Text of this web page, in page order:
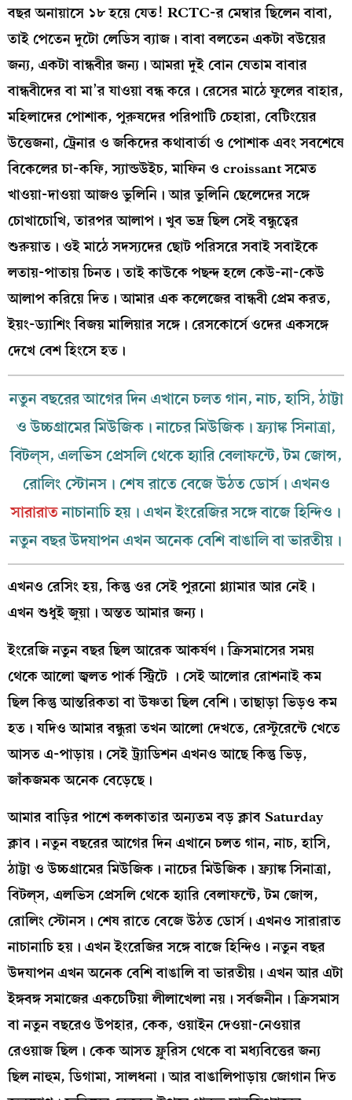
বছর অনায়াসে ১৮ হয়ে যেত! RCTC-র মেম্বার ছিলেন বাবা,
তাই পেতেন দুটো লেডিস ব‍্যাজ। বাবা বলতেন একটা বউয়ের
জন্য, একটা বান্ধবীর জন্য। আমরা দুই বোন যেতাম বাবার
বান্ধবীদের বা মা’র যাওয়া বন্ধ করে। রেসের মাঠে ফুলের বাহার,
মহিলাদের পোশাক, পুরুষদের পরিপাটি চেহারা, বেটিংয়ের
উত্তেজনা, ট্রেনার ও জকিদের কথাবার্তা ও পোশাক এবং সবশেষে
বিকেলের চা-কফি, স্যান্ডউইচ, মাফিন ও croissant সমেত
খাওয়া-দাওয়া আজও ভুলিনি। আর ভুলিনি ছেলেদের সঙ্গে
চোখাচোখি, তারপর আলাপ। খুব ভদ্র ছিল সেই বন্ধুত্বের
শুরুয়াত। ওই মাঠে সদস্যদের ছোট পরিসরে সবাই সবাইকে
লতায়-পাতায় চিনত। তাই কাউকে পছন্দ হলে কেউ-না-কেউ
আলাপ করিয়ে দিত। আমার এক কলেজের বান্ধবী প্রেম করত,
ইয়ং-ড্যাশিং বিজয় মালিয়ার সঙ্গে। রেসকোর্সে ওদের একসঙ্গে
দেখে বেশ হিংসে হত।
নতুন বছরের আগের দিন এখানে চলত গান, নাচ, হাসি, ঠাট্টা
ও উচ্চগ্রামের মিউজিক। নাচের মিউজিক। ফ্র্যাঙ্ক সিনাত্রা,
বিটল্‌স, এলভিস প্রেসলি থেকে হ্যারি বেলাফন্টে, টম জোন্স,
রোলিং স্টোনস। শেষ রাতে বেজে উঠত ডোর্স। এখনও
সারারাতনাচানাচি হয়। এখন ইংরেজির সঙ্গে বাজে হিন্দিও।
নতুন বছর উদযাপন এখন অনেক বেশি বাঙালি বা ভারতীয়।
এখনও রেসিং হয়, কিন্তু ওর সেই পুরনো গ্ল্যামার আর নেই।
এখন শুধুই জুয়া। অন্তত আমার জন্য।
ইংরেজি নতুন বছর ছিল আরেক আকর্ষণ। ক্রিসমাসের সময়
থেকে আলো জ্বলত পার্ক স্ট্রিটে । সেই আলোর রোশনাই কম
ছিল কিন্তু আন্তরিকতা বা উষ্ণতা ছিল বেশি। তাছাড়া ভিড়ও কম
হত। যদিও আমার বন্ধুরা তখন আলো দেখতে, রেস্টুরেন্টে খেতে
আসত এ-পাড়ায়। সেই ট্র্যাডিশন এখনও আছে কিন্তু ভিড়,
জাঁকজমক অনেক বেড়েছে।
আমার বাড়ির পাশে কলকাতার অন্যতম বড় ক্লাব Saturday
ক্লাব। নতুন বছরের আগের দিন এখানে চলত গান, নাচ, হাসি,
ঠাট্টা ও উচ্চগ্রামের মিউজিক। নাচের মিউজিক। ফ্র্যাঙ্ক সিনাত্রা,
বিটল্‌স, এলভিস প্রেসলি থেকে হ্যারি বেলাফন্টে, টম জোন্স,
রোলিং স্টোনস। শেষ রাতে বেজে উঠত ডোর্স। এখনও সারারাত
নাচানাচি হয়। এখন ইংরেজির সঙ্গে বাজে হিন্দিও। নতুন বছর
উদযাপন এখন অনেক বেশি বাঙালি বা ভারতীয়। এখন আর এটা
ইঙ্গবঙ্গ সমাজের একচেটিয়া লীলাখেলা নয়। সর্বজনীন। ক্রিসমাস
বা নতুন বছরেও উপহার, কেক, ওয়াইন দেওয়া-নেওয়ার
রেওয়াজ ছিল। কেক আসত ফ্লুরিস থেকে বা মধ্যবিত্তের জন্য
ছিল নাহুম, ডিগামা, সালধনা। আর বাঙালিপাড়ায় জোগান দিত